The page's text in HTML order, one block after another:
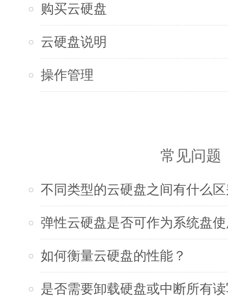
购买云硬盘
云硬盘说明
操作管理
常见问题
不同类型的云硬盘之间有什么
弹性云硬盘是否可作为系统盘
如何衡量云硬盘的性能？
是否需要卸载硬盘或中断所有